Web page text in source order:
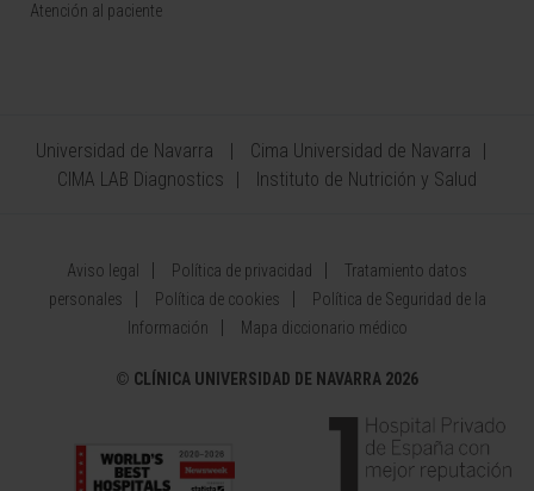
Atención al paciente
Universidad de Navarra
Cima Universidad de Navarra
CIMA LAB Diagnostics
Instituto de Nutrición y Salud
Aviso legal Política de privacidad
Tratamiento datos
personales
Política de cookies
Política de Seguridad de la
Información
Mapa diccionario médico
© CLÍNICA UNIVERSIDAD DE NAVARRA 2026